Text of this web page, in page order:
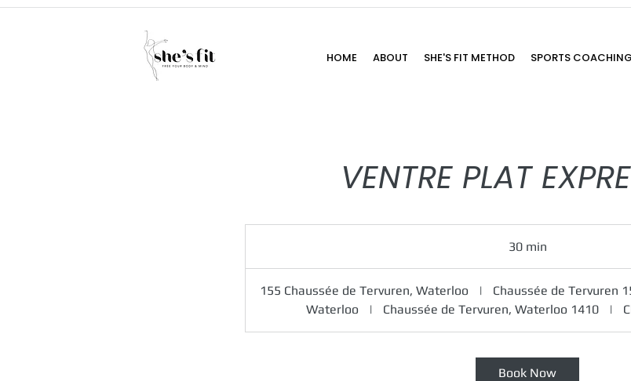
HOME ABOUT SHE'S FIT METHOD SPORTS COACHING
VENTRE PLAT
30 min
0
m
155 Chaussée de Tervuren, Waterloo | Chaussée de Tervuren
Waterloo
| Chaussée de Tervuren, Waterloo 1410 |
Book Now